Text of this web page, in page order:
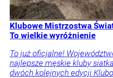
Klubowe Mistrzostwa
To wielkie wyróżnienie
To już oficjalne!
najlepsze męskie kluby
dwóch kolejnych edycji